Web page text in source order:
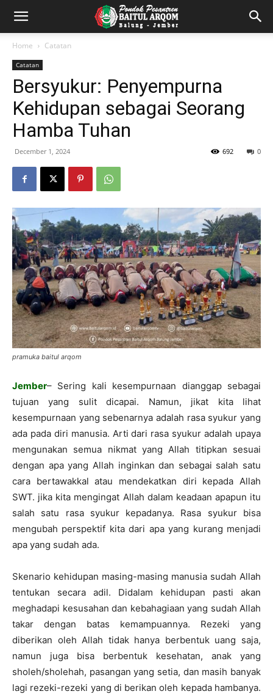
Home Catatan
Catatan
Bersyukur: Penyempurna
Kehidupan sebagai Seorang
Hamba Tuhan
December 1, 2024 0
692
pramuka baitul arqom
Jember– Sering kali kesempurnaan dianggap sebagai
tujuan yang sulit dicapai. Namun, jikat kita lihat
kesempurnaan yang sebenarnya adalah rasa syukur yang
ada pada diri manusia. Arti dari rasa syukur adalah upaya
mengunakan semua nikmat yang Allah titipkan sesuai
dengan apa yang Allah inginkan dan sebagai salah satu
cara bertawakkal atau mendekatkan diri kepada Allah
SWT. jika kita mengingat Allah dalam keadaan apapun itu
salah satu rasa syukur kepadanya. Rasa syukur bisa
mengubah perspektif kita dari apa yang kurang menjadi
apa yang sudah ada.
Skenario kehidupan masing-masing manusia sudah Allah
tentukan secara adil. Didalam kehidupan pasti akan
meghadapi kesusahan dan kebahagiaan yang sudah Allah
takar dengan batas kemampuannya. Rezeki yang
diberikan oleh Allah tidak hanya berbentuk uang saja,
namun juga bisa berbentuk kesehatan, anak yang
sholeh/sholehah, pasangan yang setia, dan masih banyak
lagi rezeki-rezeki yang di berikan oleh kepada hambanya.